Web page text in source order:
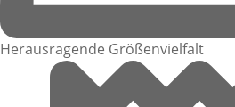
Herausragende Größenvielfalt